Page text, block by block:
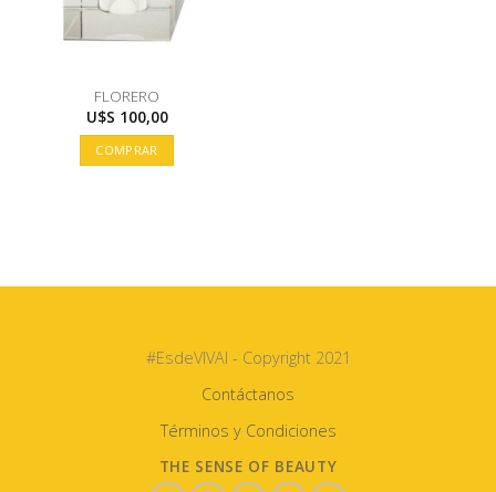
FLORERO
U$S 100,00
COMPRAR
#EsdeVIVAI - Copyright 2021
Contáctanos
Términos y Condiciones
THE SENSE OF BEAUTY